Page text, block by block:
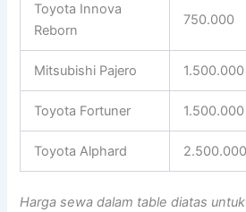
Toyota Innova
Reborn
750.000
Mitsubishi Pajero 1.500.000
Toyota Fortuner 1.500.000
Toyota Alphard 2.500.000
Harga sewa dalam table diatas